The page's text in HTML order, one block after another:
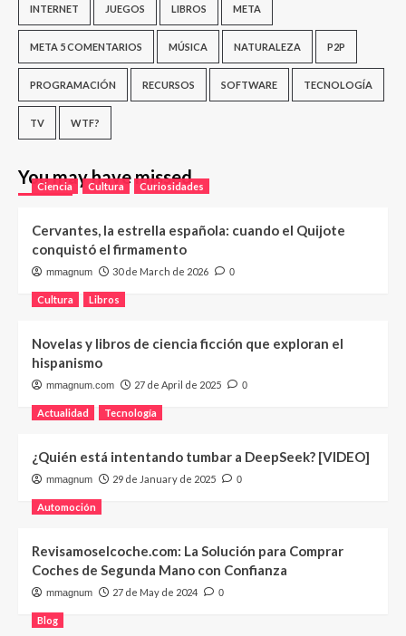
INTERNET JUEGOS LIBROS META
META 5 COMENTARIOS MÚSICA NATURALEZA P2P
PROGRAMACIÓN RECURSOS SOFTWARE TECNOLOGÍA
TV WTF?
You may have missed
Ciencia Cultura Curiosidades
Cervantes, la estrella española: cuando el Quijote
conquistó el firmamento
mmagnum 30 de March de 2026 0
Cultura Libros
Novelas y libros de ciencia ficción que exploran el
hispanismo
mmagnum.com 27 de April de 2025 0
Actualidad Tecnología
¿Quién está intentando tumbar a DeepSeek? [VIDEO]
mmagnum 29 de January de 2025 0
Automoción
Revisamoselcoche.com: La Solución para Comprar
Coches de Segunda Mano con Confianza
mmagnum 27 de May de 2024 0
Blog